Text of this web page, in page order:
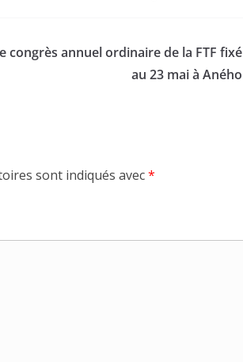
congrès annuel ordinaire de la FTF fixé
au 23 mai à Aného
sont indiqués avec*